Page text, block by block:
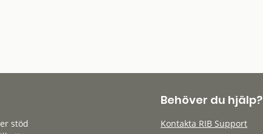
stöd
Behöver du hjälp?
Kontakta RIB Support